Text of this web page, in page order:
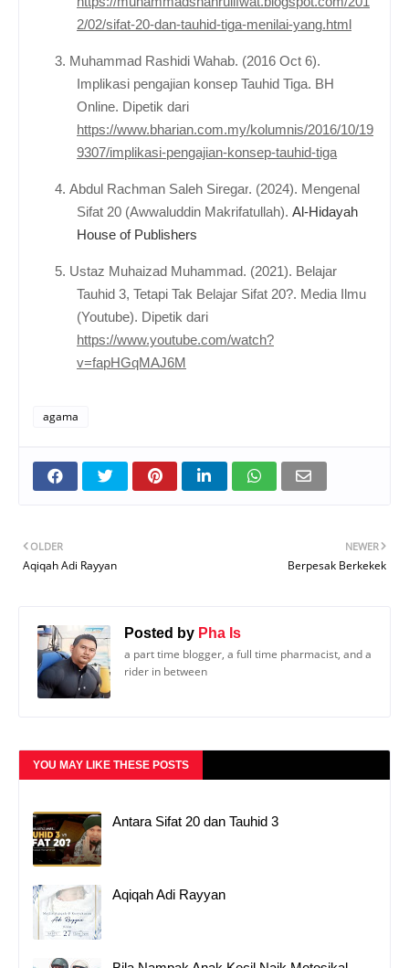
2/02/sifat-20-dan-tauhid-tiga-menilai-yang.html
3. Muhammad Rashidi Wahab. (2016 Oct 6).
Implikasi pengajian konsep Tauhid Tiga. BH
Online. Dipetik dari
https://www.bharian.com.my/kolumnis/2016/10/19
9307/implikasi-pengajian-konsep-tauhid-tiga
4. Abdul Rachman Saleh Siregar. (2024). Mengenal
Sifat 20 (Awwaluddin Makrifatullah). Al-Hidayah
House of Publishers
5. Ustaz Muhaizad Muhammad. (2021). Belajar
Tauhid 3, Tetapi Tak Belajar Sifat 20?. Media Ilmu
(Youtube). Dipetik dari
https://www.youtube.com/watch?
v=fapHGqMAJ6M
agama
NEWER
Berpesak Berkekek
OLDER
Aqiqah Adi Rayyan
Posted by Pha Is
a part time blogger, a full time pharmacist, and a
rider in between
YOU MAY LIKE THESE POSTS
Antara Sifat 20 dan Tauhid 3
Aqiqah Adi Rayyan